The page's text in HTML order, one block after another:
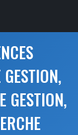
GESTION,